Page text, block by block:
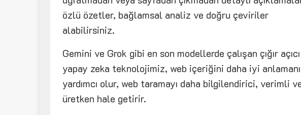
özlü özetler, bağlamsal analiz ve doğru çeviriler
alabilirsiniz.
Gemini ve Grok gibi en son modellerde çalışan çığır açıcı
yapay zeka teknolojimiz, web içeriğini daha iyi
yardımcı olur, web taramayı daha bilgilendirici, verimli
üretken hale getirir.